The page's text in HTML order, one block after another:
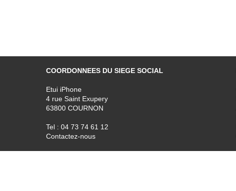
COORDONNEES DU SIEGE SOCIAL
Etui iPhone
4 rue Saint Exupery
63800 COURNON
Tel : 04 73 74 61 12
Contactez-nous